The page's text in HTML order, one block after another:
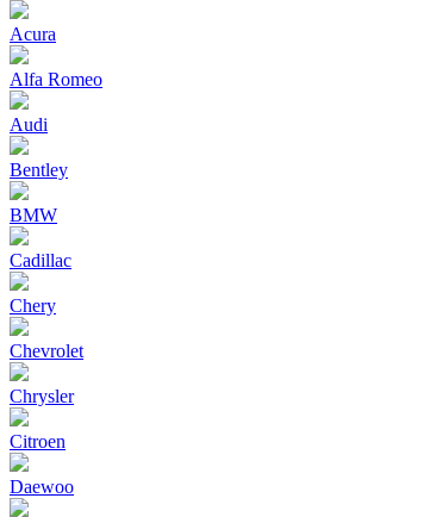
Acura
Alfa Romeo
Audi
Bentley
BMW
Cadillac
Chery
Chevrolet
Chrysler
Citroen
Daewoo